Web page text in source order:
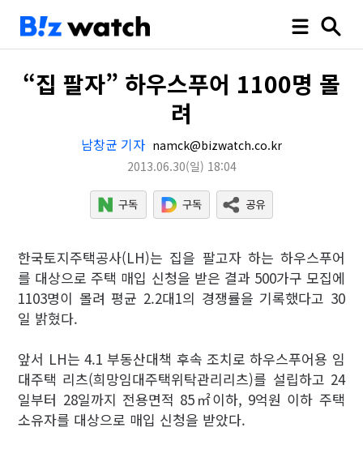
“집 팔자” 하우스푸어 1100명 몰
려
남창균 기자 namck@bizwatch.co.kr
2013.06.30(일) 18:04
한국토지주택공사(LH)는 집을 팔고자 하는 하우스푸어
를 대상으로 주택 매입 신청을 받은 결과 500가구 모집에
1103명이 몰려 평균 2.2대1의 경쟁률을 기록했다고 30
일 밝혔다.
앞서 LH는 4.1 부동산대책 후속 조치로 하우스푸어용 임
대주택 리츠(희망임대주택위탁관리리츠)를 설립하고 24
일부터 28일까지 전용면적 85㎡이하, 9억원 이하 주택
소유자를 대상으로 매입 신청을 받았다.